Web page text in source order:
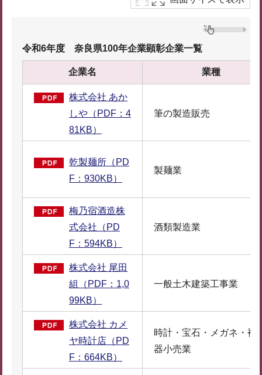
令和6年度 奈良県100年企業顕彰企業一覧
企業名 業種
株式会社 あか
しや（PDF：4
81KB）
筆の製造販売
乾製麺所（PD
F：930KB）
製麺業
梅乃宿酒造株
式会社（PD
F：594KB）
酒類製造業
株式会社 尾田
組（PDF：1,0
99KB）
一般土木建築工事業
株式会社 カメ
ヤ時計店（PD
F：664KB）
時計・宝石・メガネ・補
器小売業